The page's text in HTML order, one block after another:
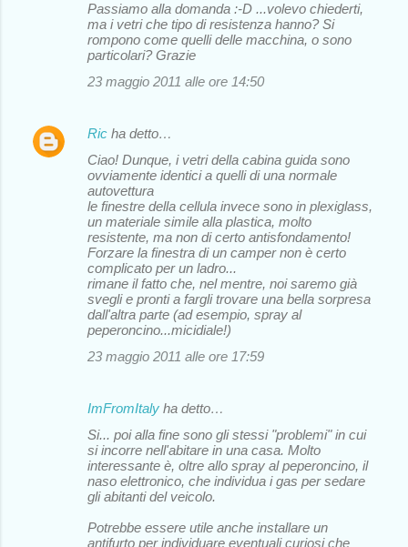
Passiamo alla domanda :-D ...volevo chiederti,
ma i vetri che tipo di resistenza hanno? Si
rompono come quelli delle macchina, o sono
particolari? Grazie
23 maggio 2011 alle ore 14:50
Ric ha detto…
Ciao! Dunque, i vetri della cabina guida sono
ovviamente identici a quelli di una normale
autovettura
le finestre della cellula invece sono in plexiglass,
un materiale simile alla plastica, molto
resistente, ma non di certo antisfondamento!
Forzare la finestra di un camper non è certo
complicato per un ladro...
rimane il fatto che, nel mentre, noi saremo già
svegli e pronti a fargli trovare una bella sorpresa
dall'altra parte (ad esempio, spray al
peperoncino...micidiale!)
23 maggio 2011 alle ore 17:59
ImFromItaly ha detto…
Si... poi alla fine sono gli stessi "problemi" in cui
si incorre nell'abitare in una casa. Molto
interessante è, oltre allo spray al peperoncino, il
naso elettronico, che individua i gas per sedare
gli abitanti del veicolo.
Potrebbe essere utile anche installare un
antifurto per individuare eventuali curiosi che